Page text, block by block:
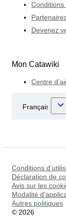
Devenez
Mon Catawiki
Centre
Conditions
Déclaration de
Avis sur les
Modalité
Autres politiques
© 2026